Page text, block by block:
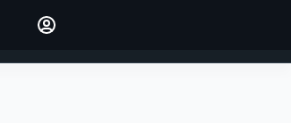
INICIAR SESIÓN